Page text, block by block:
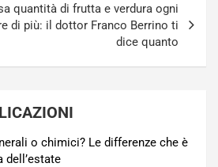
quantità di frutta e verdura ogni
di più: il dottor Franco Berrino ti
dice quanto
o chimici? Le differenze che è
dell’estate